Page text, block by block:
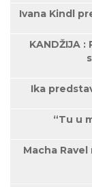
Ivana Kindl
KANDŽIJA
Ika
“Tu u
Macha